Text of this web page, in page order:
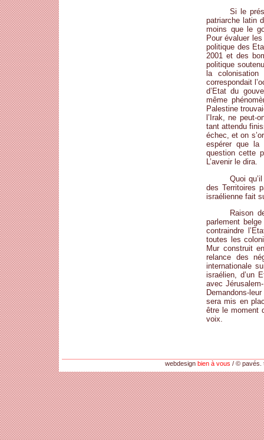
Si le
patriarche latin
moins que le
Pour évaluer
politique des
2001 et des
politique
la
correspondait
d’Etat du
même
Palestine
l’Irak, ne peut-
tant attendu
échec, et on
espérer que la
question cette
L’avenir le dira.
Quoi
des Territoires
israélienne fait
Raison
parlement
contraindre
toutes les
Mur construit
relance des
internationale
israélien, d’un
avec
Demandons-
sera mis en
être le moment
voix.
webdesign bien à vous / © pavés.